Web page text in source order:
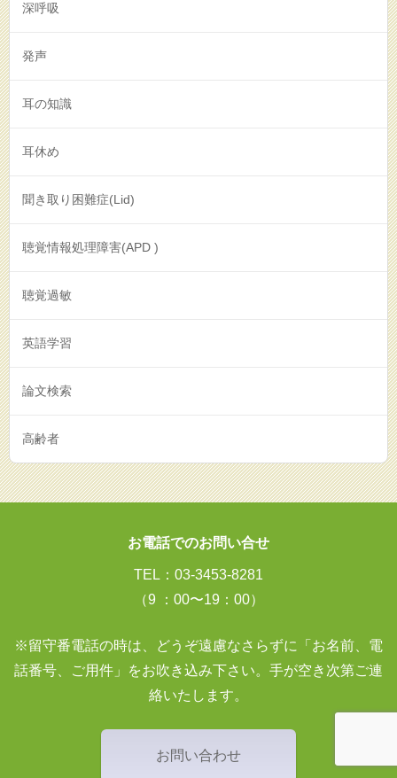
深呼吸
発声
耳の知識
耳休め
聞き取り困難症(Lid)
聴覚情報処理障害(APD )
聴覚過敏
英語学習
論文検索
高齢者
お電話でのお問い合せ
TEL：03-3453-8281
（9 ：00〜19：00）
※留守番電話の時は、どうぞ遠慮なさらずに「お名前、電
話番号、ご用件」をお吹き込み下さい。手が空き次第ご連
絡いたします。
お問い合わせ